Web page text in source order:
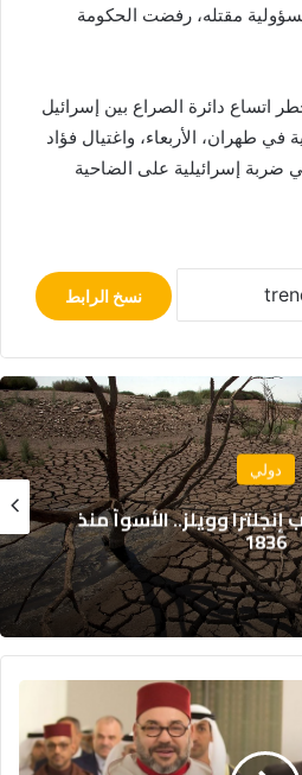
مقتله، رفضت الحكومة
اتساع دائرة الصراع بين إسرائيل
في طهران، الأربعاء، واغتيال فؤاد
إسرائيلية على الضاحية
نسخ الرابط
دولي
وويلز.. الأسوأ منذ
1836